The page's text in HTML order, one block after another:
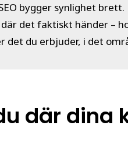
bygger synlighet brett.
där det faktiskt händer –
det du erbjuder, i det
där dina